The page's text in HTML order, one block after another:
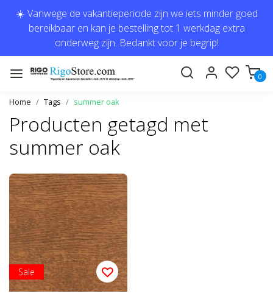
☀️ Vanwege de vakantieperiode zijn we iets minder goed
bereikbaar en kan je bestelling tot 1 werkdag extra
onderweg zijn. Bedankt voor je begrip!
0
Home Tags summer oak
Producten getagd met
summer oak
Sale